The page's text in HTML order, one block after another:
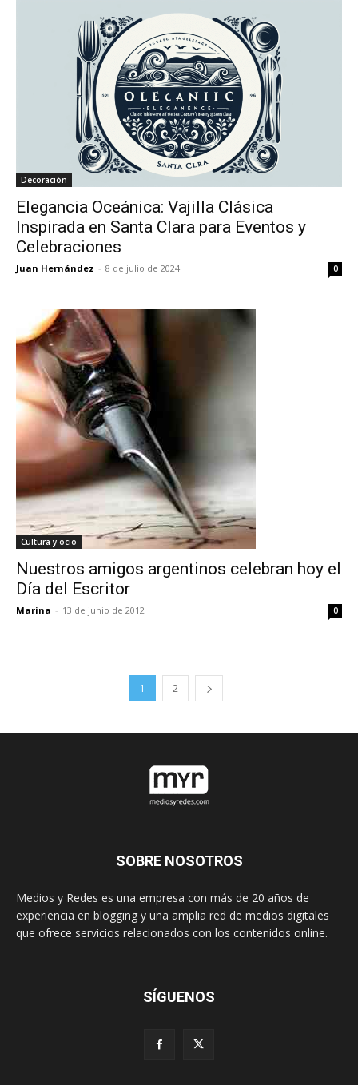
Decoración
Elegancia Oceánica: Vajilla Clásica
Inspirada en Santa Clara para Eventos y
Celebraciones
Juan Hernández - 8 de julio de 2024 0
Cultura y ocio
Nuestros amigos argentinos celebran hoy el
Día del Escritor
Marina - 13 de junio de 2012 0
1 2
SOBRE NOSOTROS
Medios y Redes es una empresa con más de 20 años de
experiencia en blogging y una amplia red de medios digitales
que ofrece servicios relacionados con los contenidos online.
SÍGUENOS